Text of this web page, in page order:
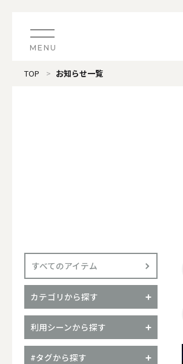
MENU
TOP お知らせ一覧
すべてのアイテム
カテゴリから探す
利用シーンから探す
#タグから探す